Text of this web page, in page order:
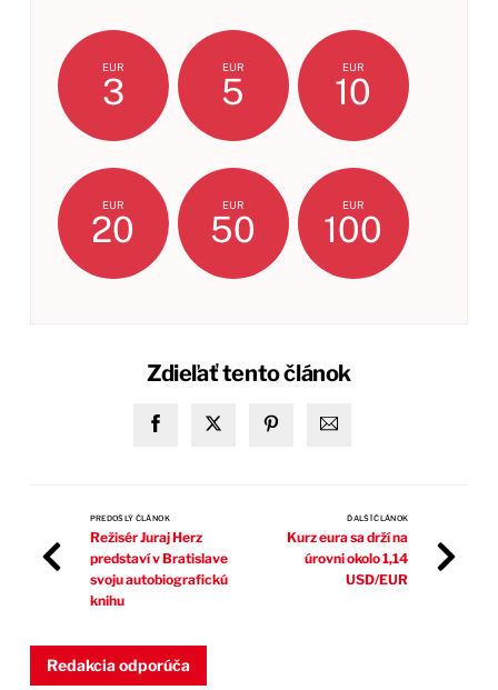
EUR
3
EUR
5
EUR
10
EUR
20
EUR
50
EUR
100
Zdieľať tento článok
PREDOŠLÝ ČLÁNOK
Režisér Juraj Herz
predstaví v Bratislave
svoju autobiografickú
knihu
ĎALŠÍ ČLÁNOK
Kurz eura sa drží na
úrovni okolo 1,14
USD/EUR
Redakcia odporúča